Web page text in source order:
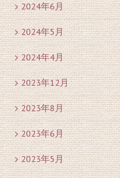
2024年6月
2024年5月
2024年4月
2023年12月
2023年8月
2023年6月
2023年5月